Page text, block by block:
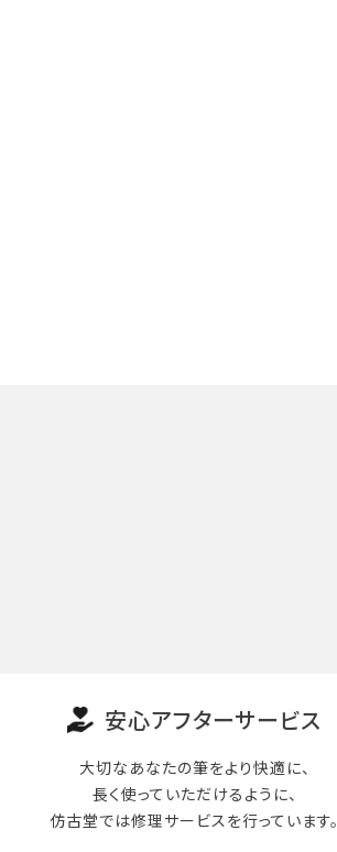
安心アフターサービス
大切なあなたの筆をより快適に、
長く使って いただけるように、
仿古堂では修理サービスを行っています。